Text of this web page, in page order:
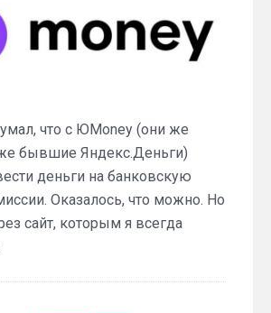
что с ЮMoney (они же
бывшие Яндекс.Деньги)
деньги на банковскую
Оказалось, что можно. Но
сайт, которым я всегда